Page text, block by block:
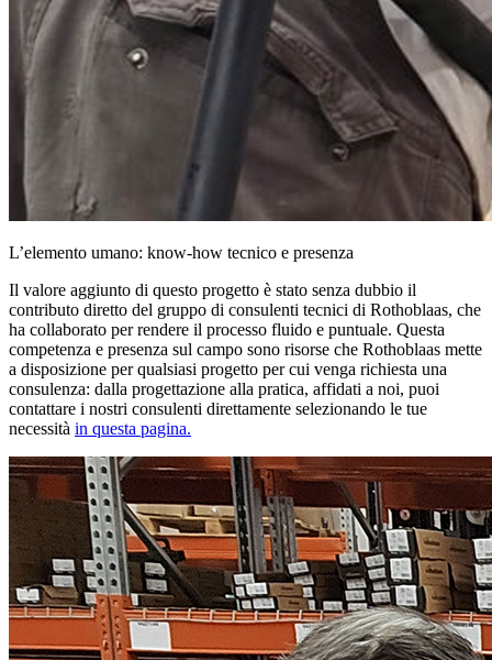
L’elemento umano: know-how tecnico e presenza
Il valore aggiunto di questo progetto è stato senza dubbio il
contributo diretto del gruppo di consulenti tecnici di Rothoblaas, che
ha collaborato per rendere il processo fluido e puntuale. Questa
competenza e presenza sul campo sono risorse che Rothoblaas mette
a disposizione per qualsiasi progetto per cui venga richiesta una
consulenza: dalla progettazione alla pratica, affidati a noi, puoi
contattare i nostri consulenti direttamente selezionando le tue
necessità in questa pagina.